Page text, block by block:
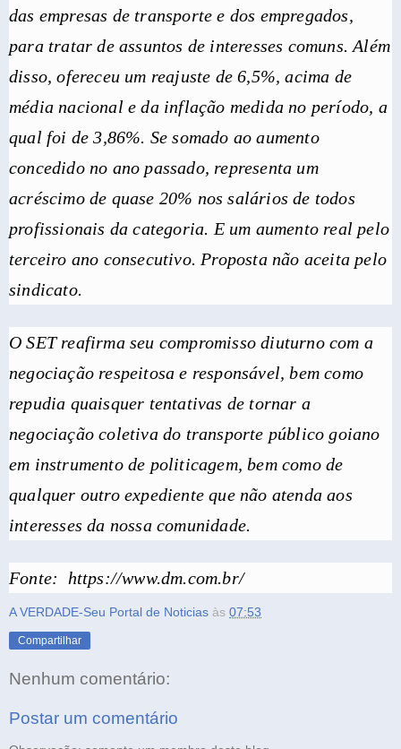
das empresas de transporte e dos empregados,
para tratar de assuntos de interesses comuns. Além
disso, ofereceu um reajuste de 6,5%, acima de
média nacional e da inflação medida no período, a
qual foi de 3,86%. Se somado ao aumento
concedido no ano passado, representa um
acréscimo de quase 20% nos salários de todos
profissionais da categoria. E um aumento real pelo
terceiro ano consecutivo. Proposta não aceita pelo
sindicato.
O SET reafirma seu compromisso diuturno com a
negociação respeitosa e responsável, bem como
repudia quaisquer tentativas de tornar a
negociação coletiva do transporte público goiano
em instrumento de politicagem, bem como de
qualquer outro expediente que não atenda aos
interesses da nossa comunidade.
Fonte: https://www.dm.com.br/
A VERDADE-Seu Portal de Noticias às 07:53
Compartilhar
Nenhum comentário:
Postar um comentário